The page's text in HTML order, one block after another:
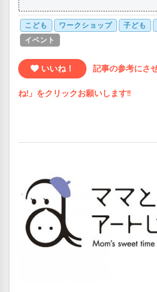
こども ワークショップ 子ども
イベント
いいね！ 記事の参考にさ
ね!」をクリックお願いします!!